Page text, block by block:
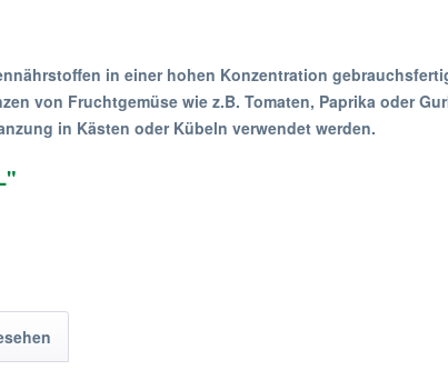
in einer hohen Konzentration
von Fruchtgemüse wie z.B. Tomaten, Paprika oder
in Kästen oder Kübeln verwendet werden.